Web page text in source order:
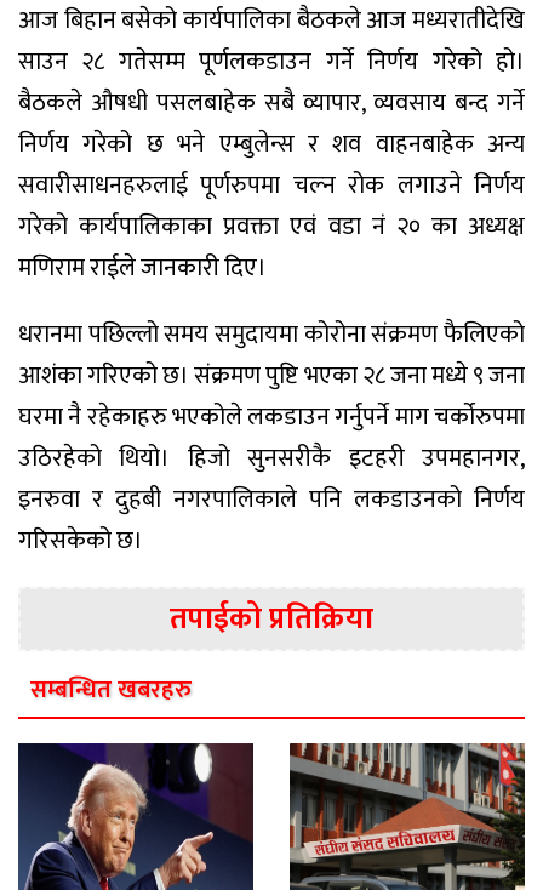
आज बिहान बसेको कार्यपालिका बैठकले आज मध्यरातीदेखि
साउन २८ गतेसम्म पूर्णलकडाउन गर्ने निर्णय गरेको हो।
बैठकले औषधी पसलबाहेक सबै व्यापार, व्यवसाय बन्द गर्ने
निर्णय गरेको छ भने एम्बुलेन्स र शव वाहनबाहेक अन्य
सवारीसाधनहरुलाई पूर्णरुपमा चल्न रोक लगाउने निर्णय
गरेको कार्यपालिकाका प्रवक्ता एवं वडा नं २० का अध्यक्ष
मणिराम राईले जानकारी दिए।
धरानमा पछिल्लो समय समुदायमा कोरोना संक्रमण फैलिएको
आशंका गरिएको छ। संक्रमण पुष्टि भएका २८ जना मध्ये ९ जना
घरमा नै रहेकाहरु भएकोले लकडाउन गर्नुपर्ने माग चर्कोरुपमा
उठिरहेको थियो। हिजो सुनसरीकै इटहरी उपमहानगर,
इनरुवा र दुहबी नगरपालिकाले पनि लकडाउनको निर्णय
गरिसकेको छ।
तपाईको प्रतिक्रिया
सम्बन्धित खबरहरु